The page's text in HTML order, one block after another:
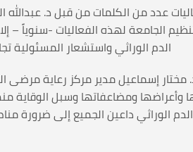
عدد من الكلمات من قبل د. عبدالله
الجامعة لهذه الفعاليات -سنوياً
الدم الوراثي واستشعار المسئولية
إسماعيل مدير مركز رعاية مرضى
وأعراضها ومضاعفاتها وسبل الوقاية
الوراثي داعين الجميع إلى ضرورة